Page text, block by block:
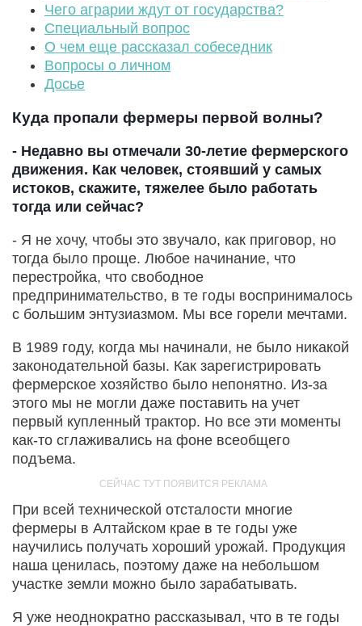
Чего аграрии ждут от государства?
Специальный вопрос
О чем еще рассказал собеседник
Вопросы о личном
Досье
Куда пропали фермеры первой волны?
- Недавно вы отмечали 30-летие фермерского
движения. Как человек, стоявший у самых
истоков, скажите, тяжелее было работать
тогда или сейчас?
- Я не хочу, чтобы это звучало, как приговор, но
тогда было проще. Любое начинание, что
перестройка, что свободное
предпринимательство, в те годы воспринималось
с большим энтузиазмом. Мы все горели мечтами.
В 1989 году, когда мы начинали, не было никакой
законодательной базы. Как зарегистрировать
фермерское хозяйство было непонятно. Из-за
этого мы не могли даже поставить на учет
первый купленный трактор. Но все эти моменты
как-то сглаживались на фоне всеобщего
подъема.
При всей технической отсталости многие
фермеры в Алтайском крае в те годы уже
научились получать хороший урожай. Продукция
наша ценилась, поэтому даже на небольшом
участке земли можно было зарабатывать.
Я уже неоднократно рассказывал, что в те годы